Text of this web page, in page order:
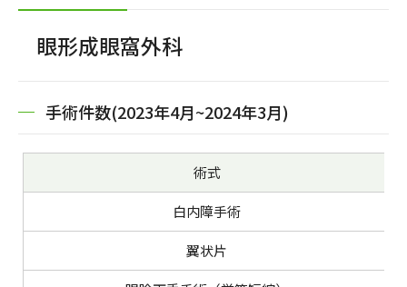
眼形成眼窩外科
手術件数(2023年4月~2024年3月)
術式
白内障手術
翼状片